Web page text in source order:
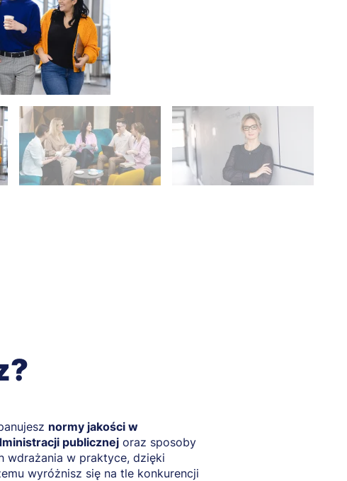
normy jakości w
publicznej oraz sposoby
wdrażania w praktyce, dzięki
wyróżnisz się na tle konkurencji